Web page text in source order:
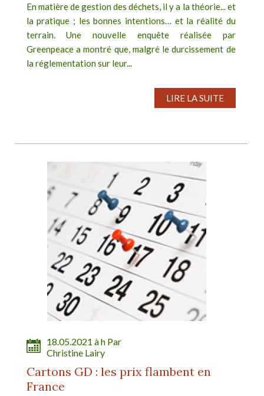
En matière de gestion des déchets, il y a la théorie... et
la pratique ; les bonnes intentions… et la réalité du
terrain. Une nouvelle enquête réalisée par
Greenpeace a montré que, malgré le durcissement de
la réglementation sur leur...
LIRE LA SUITE
18.05.2021 à h Par
Christine Lairy
Cartons GD : les prix flambent en
France